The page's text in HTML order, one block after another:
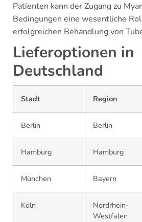
Patienten kann der Zugang zu
Bedingungen eine wesentliche
erfolgreichen Behandlung von
Lieferoptionen in
Deutschland
Stadt Region
Berlin Berlin
Hamburg Hamburg
München Bayern
Köln
Nordrhein-
Westfalen